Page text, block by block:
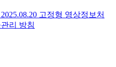
2025.08.20 고정형 영상정보처
리 방침